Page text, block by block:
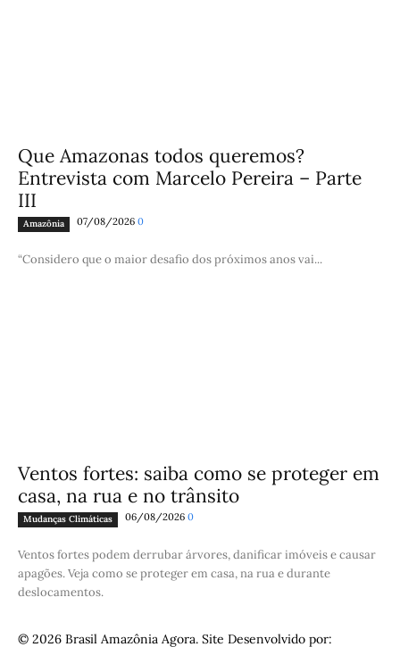
Que Amazonas todos queremos?
Entrevista com Marcelo Pereira – Parte
III
Amazônia 07/08/2026 0
“Considero que o maior desafio dos próximos anos vai...
Ventos fortes: saiba como se proteger em
casa, na rua e no trânsito
Mudanças Climáticas 06/08/2026 0
Ventos fortes podem derrubar árvores, danificar imóveis e causar
apagões. Veja como se proteger em casa, na rua e durante
deslocamentos.
© 2026 Brasil Amazônia Agora. Site Desenvolvido por: